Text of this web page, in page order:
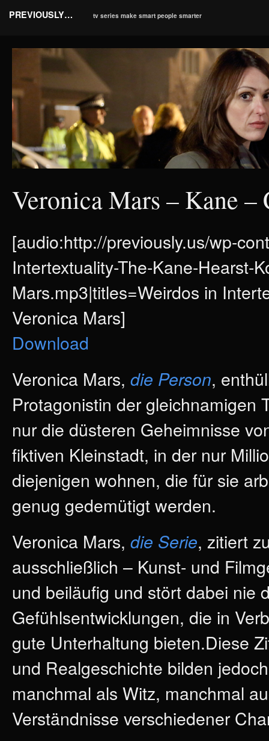
PREVIOUSLY… tv series make smart people smarter
Veronica Mars – Kane –
[audio:http://previously.us/wp-
Intertextuality-The-Kane-Hearst-
Mars.mp3|titles=Weirdos in
Veronica Mars]
Download
Veronica Mars, die Person,
Protagonistin der gleichnamigen
nur die düsteren Geheimnisse
fiktiven Kleinstadt, in der nur
diejenigen wohnen, die für sie
genug gedemütigt werden.
Veronica Mars, die Serie, zitiert
ausschließlich – Kunst- und
und beiläufig und stört dabei nie
Gefühlsentwicklungen, die in
gute Unterhaltung bieten.Diese
und Realgeschichte bilden
manchmal als Witz, manchmal
Verständnisse verschiedener